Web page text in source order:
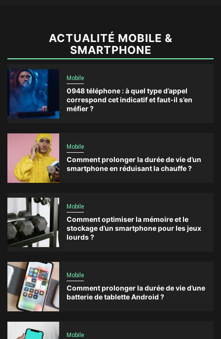
ACTUALITÉ MOBILE &
SMARTPHONE
Mobile
0948 téléphone : à quel type d’appel
correspond cet indicatif et faut-il s’en
méfier ?
Mobile
Comment prolonger la durée de vie d’un
smartphone en réduisant la chauffe ?
Mobile
Comment optimiser la mémoire et le
stockage d’un smartphone pour les jeux
lourds ?
Mobile
Comment prolonger la durée de vie d’une
batterie de tablette Android ?
Mobile